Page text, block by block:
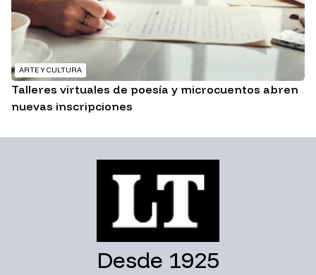
ARTE Y CULTURA
Talleres virtuales de poesía y microcuentos abren
nuevas inscripciones
Desde 1925